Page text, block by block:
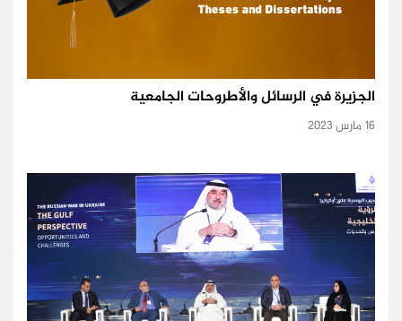
الجزيرة في الرسائل والأطروحات الجامعية
16 مارس 2023